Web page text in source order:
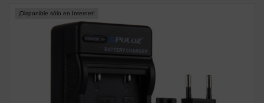
¡Disponible sólo en Internet!